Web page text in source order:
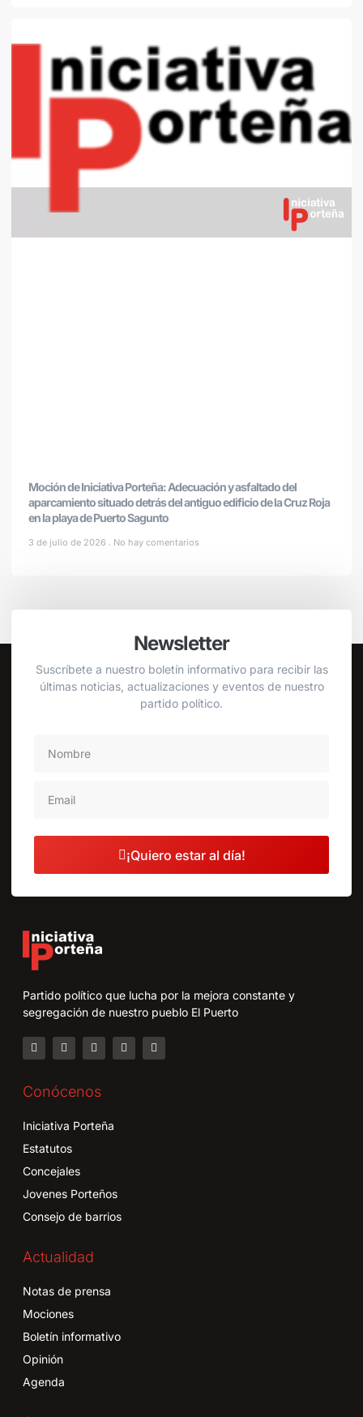
Moción de Iniciativa Porteña: Adecuación y asfaltado del
aparcamiento situado detrás del antiguo edificio de la Cruz Roja
en la playa de Puerto Sagunto
3 de julio de 2026 No hay comentarios
Newsletter
Suscríbete a nuestro boletín informativo para recibir las
últimas noticias, actualizaciones y eventos de nuestro
partido político.
¡Quiero estar al día!
Partido político que lucha por la mejora constante y
segregación de nuestro pueblo El Puerto
Conócenos
Iniciativa Porteña
Estatutos
Concejales
Jovenes Porteños
Consejo de barrios
Actualidad
Notas de prensa
Mociones
Boletín informativo
Opinión
Agenda